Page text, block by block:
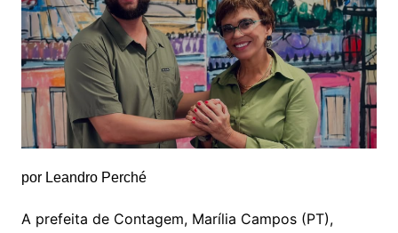
por Leandro Perché
A prefeita de Contagem, Marília Campos (PT),